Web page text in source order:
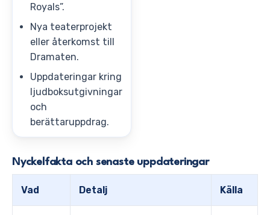
Royals”.
Nya teaterprojekt
eller återkomst till
Dramaten.
Uppdateringar kring
ljudboksutgivningar
och
berättaruppdrag.
Nyckelfakta och senaste uppdateringar
Vad Detalj Källa